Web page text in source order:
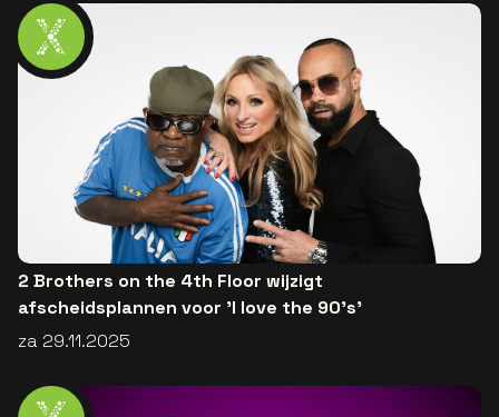
2 Brothers on the 4th Floor wijzigt
afscheidsplannen voor 'I love the 90’s'
za 29.11.2025